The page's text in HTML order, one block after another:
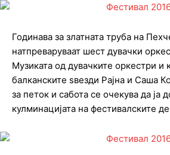
Годинава за златната труба на
натпреваруваат шест дувачки
Музиката од дувачките оркестри и
балканските ѕвезди Рајна и Саша
за петок и сабота се очекува да ја
кулминацијата на фестивалските